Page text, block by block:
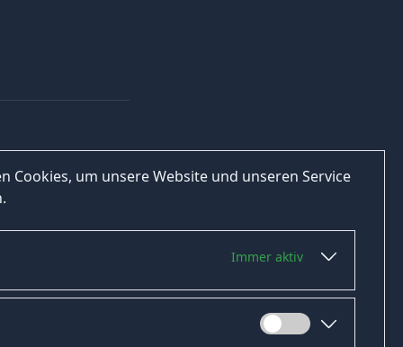
Cookies, um unsere Website und unseren Service
Immer aktiv